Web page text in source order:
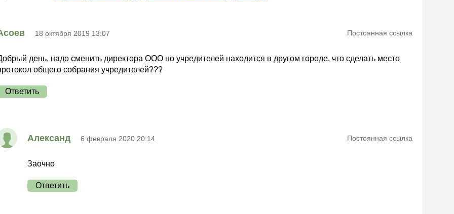
18 октября 2019 13:07 Постоянная ссылка
день, надо сменить директора ООО но учредителей находится в другом городе, что сделать место
общего собрания учредителей???
Ответить
Александ 6 февраля 2020 20:14 Постоянная ссылка
Заочно
Ответить